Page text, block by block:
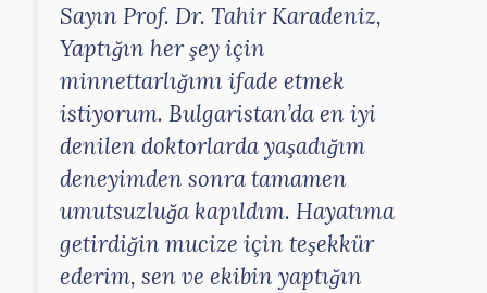
Sayın Prof. Dr. Tahir Karadeniz,
Yaptığın her şey için
minnettarlığımı ifade etmek
istiyorum. Bulgaristan’da en iyi
denilen doktorlarda yaşadığım
deneyimden sonra tamamen
umutsuzluğa kapıldım. Hayatıma
getirdiğin mucize için teşekkür
ederim, sen ve ekibin yaptığın